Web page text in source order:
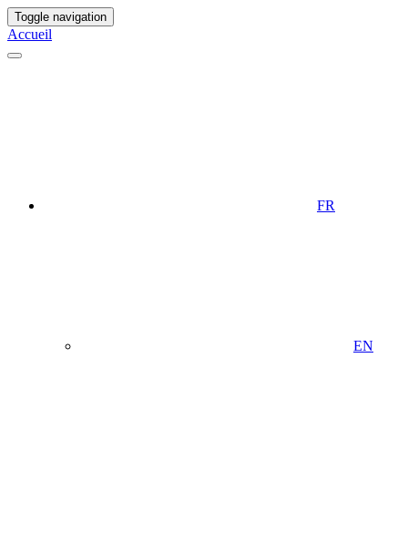
Toggle navigation
Accueil
FR
EN